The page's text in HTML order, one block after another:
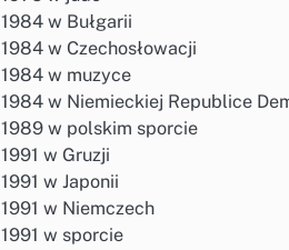
1984 w Bułgarii
1984 w Czechosłowacji
1984 w muzyce
1984 w Niemieckiej Republice
1989 w polskim sporcie
1991 w Gruzji
1991 w Japonii
1991 w Niemczech
1991 w sporcie